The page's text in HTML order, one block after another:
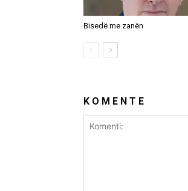
Bisedë me zanën
K O M E N T E